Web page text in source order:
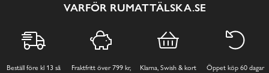
VARFÖR RUMATTÄLSKA.SE
Beställ före kl 13 så
Fraktfritt över 799 kr,
Klarna, Swish & kort Öppet köp 60 dagar